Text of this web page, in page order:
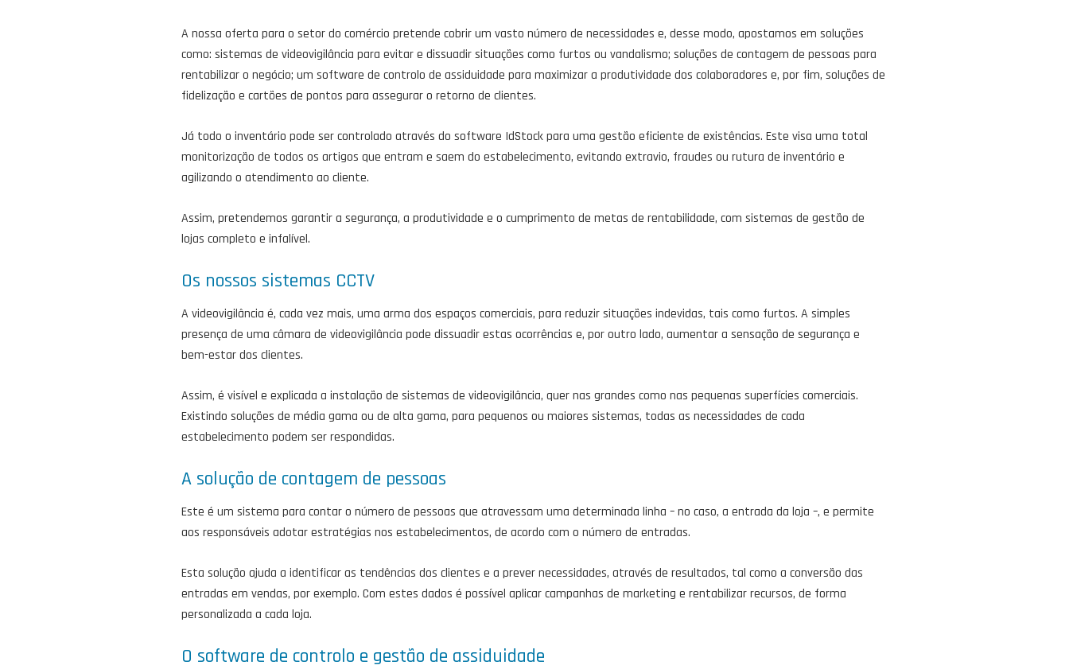
A nossa oferta para o setor do comércio pretende cobrir um vasto número de necessidades e, desse modo, apostamos em soluções
como: sistemas de videovigilância para evitar e dissuadir situações como furtos ou vandalismo; soluções de contagem de pessoas para
rentabilizar o negócio; um software de controlo de assiduidade para maximizar a produtividade dos colaboradores e, por fim, soluções de
fidelização e cartões de pontos para assegurar o retorno de clientes.
Já todo o inventário pode ser controlado através do software IdStock para uma gestão eficiente de existências. Este visa uma total
monitorização de todos os artigos que entram e saem do estabelecimento, evitando extravio, fraudes ou rutura de inventário e
agilizando o atendimento ao cliente.
Assim, pretendemos garantir a segurança, a produtividade e o cumprimento de metas de rentabilidade, com sistemas de gestão de
lojas completo e infalível.
Os nossos sistemas CCTV
A videovigilância é, cada vez mais, uma arma dos espaços comerciais, para reduzir situações indevidas, tais como furtos. A simples
presença de uma câmara de videovigilância pode dissuadir estas ocorrências e, por outro lado, aumentar a sensação de segurança e
bem-estar dos clientes.
Assim, é visível e explicada a instalação de sistemas de videovigilância, quer nas grandes como nas pequenas superfícies comerciais.
Existindo soluções de média gama ou de alta gama, para pequenos ou maiores sistemas, todas as necessidades de cada
estabelecimento podem ser respondidas.
A solução de contagem de pessoas
Este é um sistema para contar o número de pessoas que atravessam uma determinada linha – no caso, a entrada da loja –, e permite
aos responsáveis adotar estratégias nos estabelecimentos, de acordo com o número de entradas.
Esta solução ajuda a identificar as tendências dos clientes e a prever necessidades, através de resultados, tal como a conversão das
entradas em vendas, por exemplo. Com estes dados é possível aplicar campanhas de marketing e rentabilizar recursos, de forma
personalizada a cada loja.
O software de controlo e gestão de assiduidade